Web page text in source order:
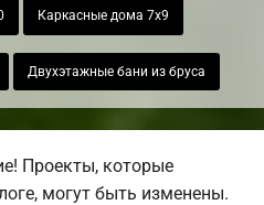
Каркасные дома 7х9
Двухэтажные бани из бруса
Проекты, которые
могут быть изменены.